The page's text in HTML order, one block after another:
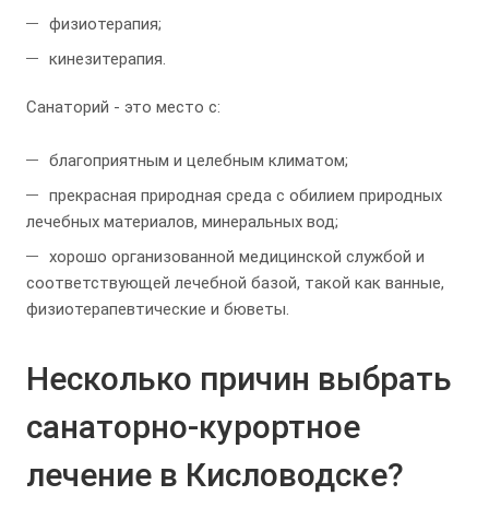
физиотерапия;
кинезитерапия.
Санаторий - это место с:
благоприятным и целебным климатом;
прекрасная природная среда с обилием природных
лечебных материалов, минеральных вод;
хорошо организованной медицинской службой и
соответствующей лечебной базой, такой как ванные,
физиотерапевтические и бюветы.
Несколько причин выбрать
санаторно-курортное
лечение в Кисловодске?